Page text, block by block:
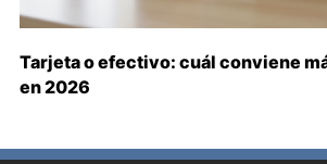
Tarjeta o efectivo: cuál conviene
en 2026